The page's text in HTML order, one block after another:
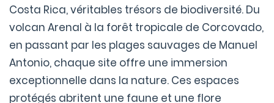
Costa Rica, véritables trésors de biodiversité. Du
volcan Arenal à la forêt tropicale de Corcovado,
en passant par les plages sauvages de Manuel
Antonio, chaque site offre une immersion
exceptionnelle dans la nature. Ces espaces
protégés abritent une faune et une flore